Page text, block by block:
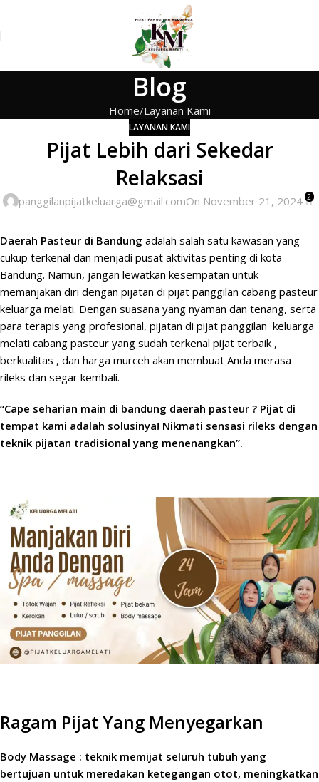
Blog
Home Layanan Kami
LAYANAN KAMI
Pijat Lebih dari Sekedar
Relaksasi
panggilanpijatkeluarga@gmail.comOn November 21, 2024 2
Daerah Pasteur di Bandung adalah salah satu kawasan yang
cukup terkenal dan menjadi pusat aktivitas penting di kota
Bandung. Namun, jangan lewatkan kesempatan untuk
memanjakan diri dengan pijatan di pijat panggilan cabang pasteur
keluarga melati. Dengan suasana yang nyaman dan tenang, serta
para terapis yang profesional, pijatan di pijat panggilan keluarga
melati cabang pasteur yang sudah terkenal pijat terbaik ,
berkualitas , dan harga murceh akan membuat Anda merasa
rileks dan segar kembali.
“Cape seharian main di bandung daerah pasteur ? Pijat di
tempat kami adalah solusinya! Nikmati sensasi rileks dengan
teknik pijatan tradisional yang menenangkan”.
Ragam Pijat Yang Menyegarkan
Body Massage : teknik memijat seluruh tubuh yang
bertujuan untuk meredakan ketegangan otot, meningkatkan